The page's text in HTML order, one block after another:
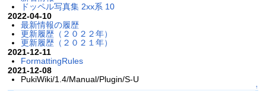
ドッペル写真集 2xx系 10
2022-04-10
最新情報の履歴
更新履歴（２０２２年）
更新履歴（２０２１年）
2021-12-11
FormattingRules
2021-12-08
PukiWiki/1.4/Manual/Plugin/S-U
↑